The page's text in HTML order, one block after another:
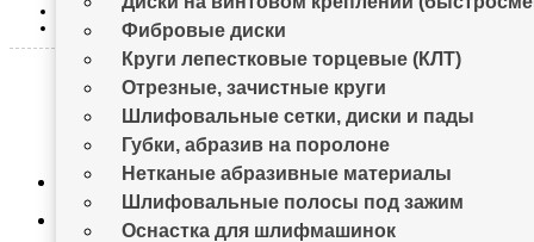
Фибровые диски
Круги лепестковые торцевые (КЛТ)
Отрезные, зачистные круги
Шлифовальные сетки, диски и пады
Губки, абразив на поролоне
Нетканые абразивные материалы
Шлифовальные полосы под зажим
Оснастка для шлифмашинок
Deerfos
PZ628